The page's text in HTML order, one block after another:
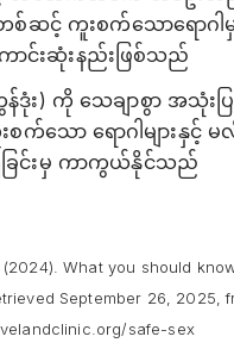
စ်ဆင့် ကူးစက်သောရောဂ
င်းဆုံးနည်းဖြစ်သည်
) ကို သေချာစွာ အသုံးပြုခ
သော ရောဂါများနှင့်
ြင်းမှ ကာကွယ်နိုင်သည်
(2024).What you should
September 26, 2025,
safe-sex